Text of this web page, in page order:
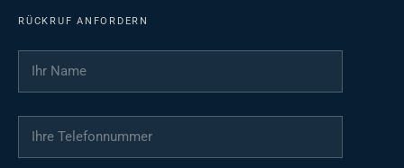
RÜCKRUF ANFORDERN
Ihr Name
Ihre Telefonnummer